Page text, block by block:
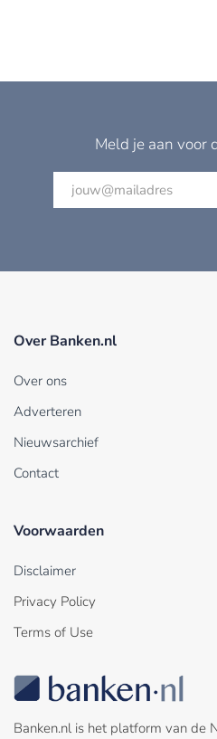
Meld je aan voor
Over Banken.nl
Over ons
Adverteren
Nieuwsarchief
Contact
Voorwaarden
Disclaimer
Privacy Policy
Terms of Use
Banken.nl is het platform van de